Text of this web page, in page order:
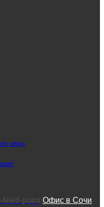
цены
Офис в Сочи